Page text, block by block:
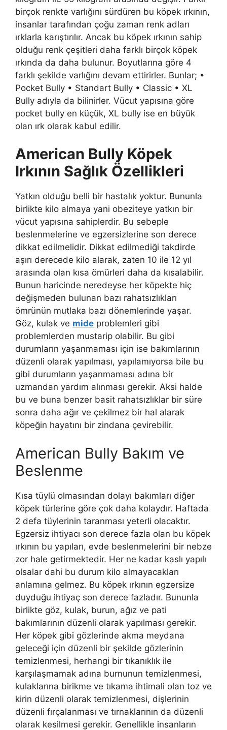
birçok renkte varlığını sürdüren bu köpek ırkının,
insanlar tarafından çoğu zaman renk adları
ırklarla karıştırılır. Ancak bu köpek ırkının sahip
olduğu renk çeşitleri daha farklı birçok köpek
ırkında da daha bulunur. Boyutlarına göre 4
farklı şekilde varlığını devam ettirirler. Bunlar; •
Pocket Bully • Standart Bully • Classic • XL
Bully adıyla da bilinirler. Vücut yapısına göre
pocket bully en küçük, XL bully ise en büyük
olan ırk olarak kabul edilir.
American Bully Köpek
Irkının Sağlık Özellikleri
Yatkın olduğu belli bir hastalık yoktur. Bununla
birlikte kilo almaya yani obeziteye yatkın bir
vücut yapısına sahiplerdir. Bu sebeple
beslenmelerine ve egzersizlerine son derece
dikkat edilmelidir. Dikkat edilmediği takdirde
aşırı derecede kilo alarak, zaten 10 ile 12 yıl
arasında olan kısa ömürleri daha da kısalabilir.
Bunun haricinde neredeyse her köpekte hiç
değişmeden bulunan bazı rahatsızlıkları
ömrünün mutlaka bazı dönemlerinde yaşar.
Göz, kulak ve mide problemleri gibi
problemlerden mustarip olabilir. Bu gibi
durumların yaşanmaması için ise bakımlarının
düzenli olarak yapılması, yapılamıyorsa bile bu
gibi durumların yaşanmaması adına bir
uzmandan yardım alınması gerekir. Aksi halde
bu ve buna benzer basit rahatsızlıklar bir süre
sonra daha ağır ve çekilmez bir hal alarak
köpeğin hayatını bir zindana çevirebilir.
American Bully Bakım ve
Beslenme
Kısa tüylü olmasından dolayı bakımları diğer
köpek türlerine göre çok daha kolaydır. Haftada
2 defa tüylerinin taranması yeterli olacaktır.
Egzersiz ihtiyacı son derece fazla olan bu köpek
ırkının bu yapıları, evde beslenmelerini bir nebze
zor hale getirmektedir. Her ne kadar kaslı yapılı
olsalar dahi bu durum kilo almayacakları
anlamına gelmez. Bu köpek ırkının egzersize
duyduğu ihtiyaç son derece fazladır. Bununla
birlikte göz, kulak, burun, ağız ve pati
bakımlarının düzenli olarak yapılması gerekir.
Her köpek gibi gözlerinde akma meydana
geleceği için düzenli bir şekilde gözlerinin
temizlenmesi, herhangi bir tıkanıklık ile
karşılaşmamak adına burnunun temizlenmesi,
kulaklarına birikme ve tıkama ihtimali olan toz ve
kirin düzenli olarak temizlenmesi, dişlerinin
düzenli fırçalanması ve tırnaklarının da düzenli
olarak kesilmesi gerekir. Genellikle insanların